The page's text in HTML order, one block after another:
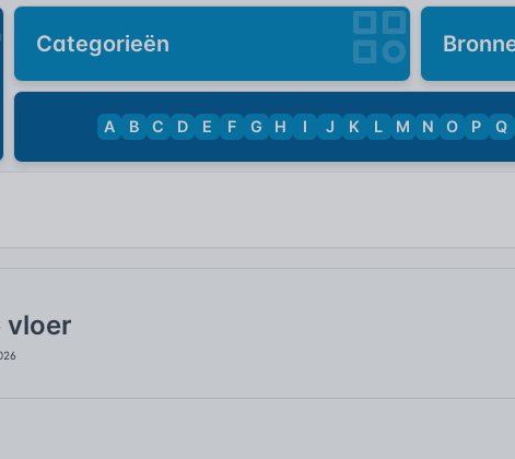
Categorieën
A B C D E F G H I J K L M N O P Q
vloer